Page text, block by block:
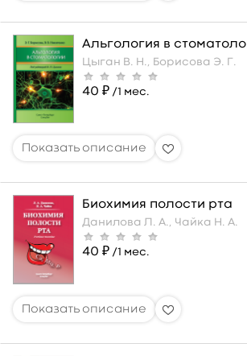
Альгология в
Цыган В. Н., Борисова Э. Г.
40 ₽ /1 мес.
Биохимия полости рта
Данилова Л. А., Чайка Н. А.
40 ₽ /1 мес.